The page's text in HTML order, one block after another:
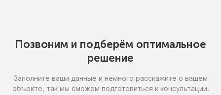
Позвоним и подберём оптимальное
решение
Заполните ваши данные и немного расскажите о вашем
объекте, так мы сможем подготовиться к консультации.